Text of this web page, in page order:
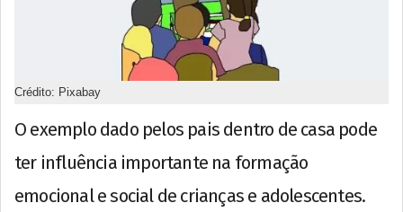
Crédito: Pixabay
O exemplo dado pelos pais dentro de casa pode
ter influência importante na formação
emocional e social de crianças e adolescentes.